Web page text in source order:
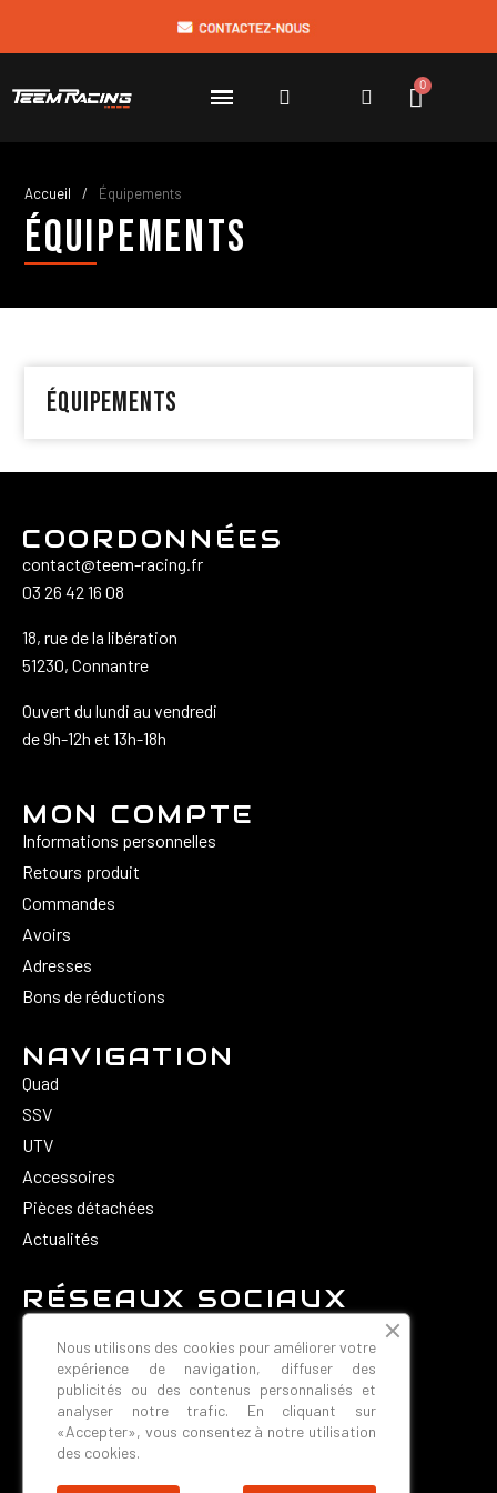
Accueil Équipements
Équipements
Équipements
COORDONNÉES
contact@teem-racing.fr
03 26 42 16 08
18, rue de la libération
51230, Connantre
Ouvert du lundi au vendredi
de 9h-12h et 13h-18h
MON COMPTE
Informations personnelles
Retours produit
Commandes
Avoirs
Adresses
Bons de réductions
NAVIGATION
Quad
SSV
UTV
Accessoires
Pièces détachées
Actualités
RÉSEAUX SOCIAUX
CONTACT
Nous utilisons des cookies pour améliorer votre
expérience de navigation, diffuser des
publicités ou des contenus personnalisés et
analyser notre trafic. En cliquant sur
«Accepter», vous consentez à notre utilisation
des cookies.